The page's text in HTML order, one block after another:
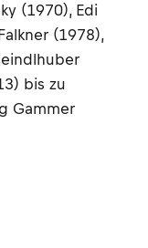
(1970), Edi
(1978),
bis zu
Gammer